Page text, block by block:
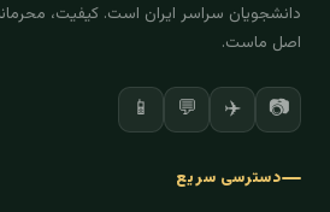
دانشجویان سراسر ایران است. کیفیت،
اصل ماست.
📷
✈️
💬
📱
دسترسی سریع